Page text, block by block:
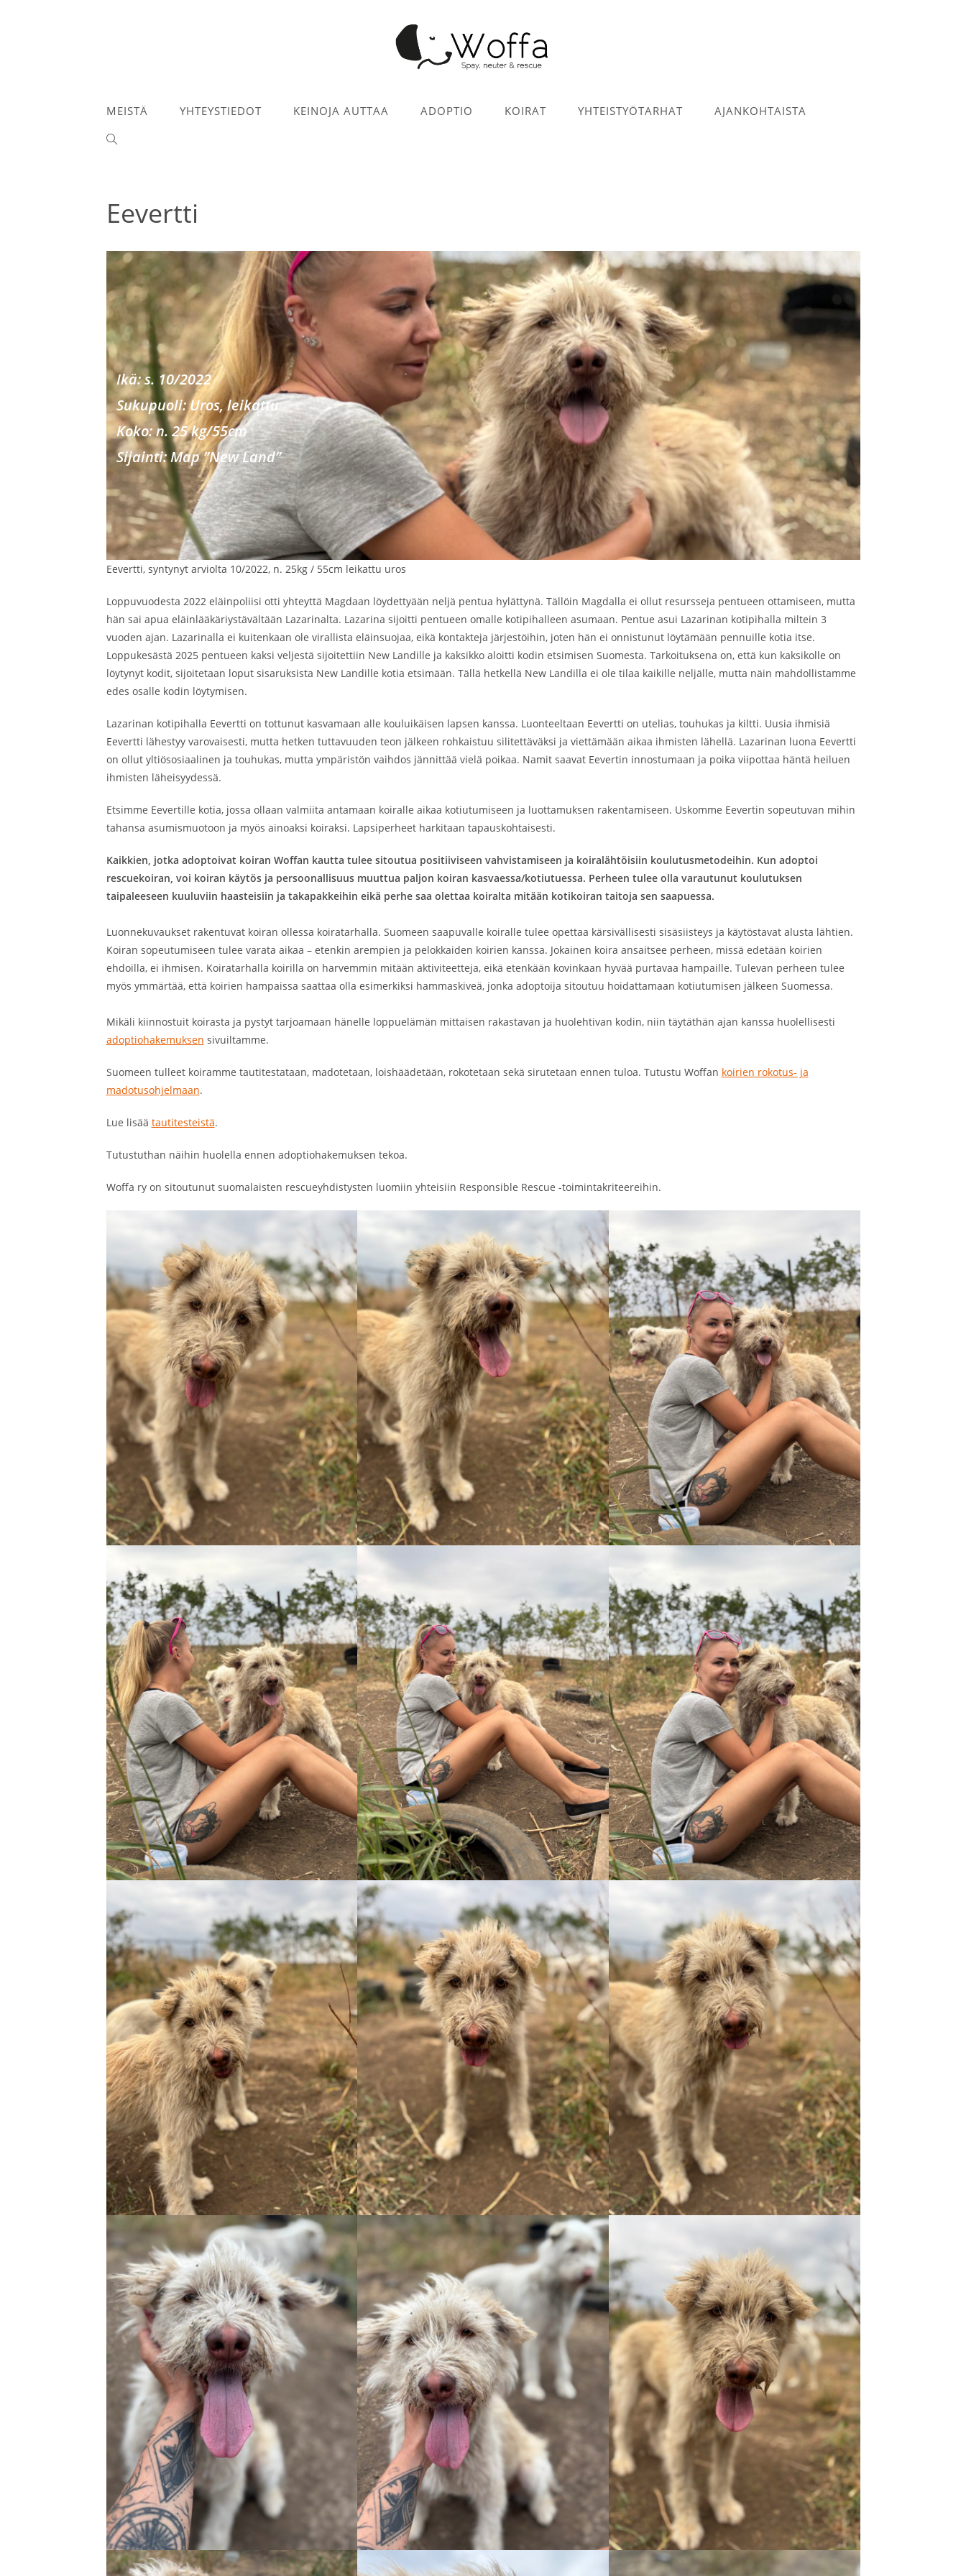
MEISTÄ YHTEYSTIEDOT KEINOJA AUTTAA ADOPTIO KOIRAT YHTEISTYÖTARHAT AJANKOHTAISTA
TOGGLE
Eevertti
Ikä: s. 10/2022
Sukupuoli: Uros, leikattu
Koko: n. 25 kg/55cm
Sijainti: Map ”New Land”
Eevertti, syntynyt arviolta 10/2022, n. 25kg / 55cm leikattu uros
Loppuvuodesta 2022 eläinpoliisi otti yhteyttä Magdaan löydettyään neljä pentua hylättynä. Tällöin Magdalla ei ollut resursseja pentueen ottamiseen, mutta
hän sai apua eläinlääkäriystävältään Lazarinalta. Lazarina sijoitti pentueen omalle kotipihalleen asumaan. Pentue asui Lazarinan kotipihalla miltein 3
vuoden ajan. Lazarinalla ei kuitenkaan ole virallista eläinsuojaa, eikä kontakteja järjestöihin, joten hän ei onnistunut löytämään pennuille kotia itse.
Loppukesästä 2025 pentueen kaksi veljestä sijoitettiin New Landille ja kaksikko aloitti kodin etsimisen Suomesta. Tarkoituksena on, että kun kaksikolle on
löytynyt kodit, sijoitetaan loput sisaruksista New Landille kotia etsimään. Tällä hetkellä New Landilla ei ole tilaa kaikille neljälle, mutta näin mahdollistamme
edes osalle kodin löytymisen.
Lazarinan kotipihalla Eevertti on tottunut kasvamaan alle kouluikäisen lapsen kanssa. Luonteeltaan Eevertti on utelias, touhukas ja kiltti. Uusia ihmisiä
Eevertti lähestyy varovaisesti, mutta hetken tuttavuuden teon jälkeen rohkaistuu silitettäväksi ja viettämään aikaa ihmisten lähellä. Lazarinan luona Eevertti
on ollut yltiösosiaalinen ja touhukas, mutta ympäristön vaihdos jännittää vielä poikaa. Namit saavat Eevertin innostumaan ja poika viipottaa häntä heiluen
ihmisten läheisyydessä.
Etsimme Eevertille kotia, jossa ollaan valmiita antamaan koiralle aikaa kotiutumiseen ja luottamuksen rakentamiseen. Uskomme Eevertin sopeutuvan mihin
tahansa asumismuotoon ja myös ainoaksi koiraksi. Lapsiperheet harkitaan tapauskohtaisesti.
Kaikkien, jotka adoptoivat koiran Woffan kautta tulee sitoutua positiiviseen vahvistamiseen ja koiralähtöisiin koulutusmetodeihin. Kun adoptoi
rescuekoiran, voi koiran käytös ja persoonallisuus muuttua paljon koiran kasvaessa/kotiutuessa. Perheen tulee olla varautunut koulutuksen
taipaleeseen kuuluviin haasteisiin ja takapakkeihin eikä perhe saa olettaa koiralta mitään kotikoiran taitoja sen saapuessa.
Luonnekuvaukset rakentuvat koiran ollessa koiratarhalla. Suomeen saapuvalle koiralle tulee opettaa kärsivällisesti sisäsiisteys ja käytöstavat alusta lähtien.
Koiran sopeutumiseen tulee varata aikaa – etenkin arempien ja pelokkaiden koirien kanssa. Jokainen koira ansaitsee perheen, missä edetään koirien
ehdoilla, ei ihmisen. Koiratarhalla koirilla on harvemmin mitään aktiviteetteja, eikä etenkään kovinkaan hyvää purtavaa hampaille. Tulevan perheen tulee
myös ymmärtää, että koirien hampaissa saattaa olla esimerkiksi hammaskiveä, jonka adoptoija sitoutuu hoidattamaan kotiutumisen jälkeen Suomessa.
Mikäli kiinnostuit koirasta ja pystyt tarjoamaan hänelle loppuelämän mittaisen rakastavan ja huolehtivan kodin, niin täytäthän ajan kanssa huolellisesti
adoptiohakemuksen sivuiltamme.
Suomeen tulleet koiramme tautitestataan, madotetaan, loishäädetään, rokotetaan sekä sirutetaan ennen tuloa. Tutustu Woffan koirien rokotus- ja
madotusohjelmaan.
Lue lisää tautitesteistä.
Tutustuthan näihin huolella ennen adoptiohakemuksen tekoa.
Woffa ry on sitoutunut suomalaisten rescueyhdistysten luomiin yhteisiin Responsible Rescue -toimintakriteereihin.